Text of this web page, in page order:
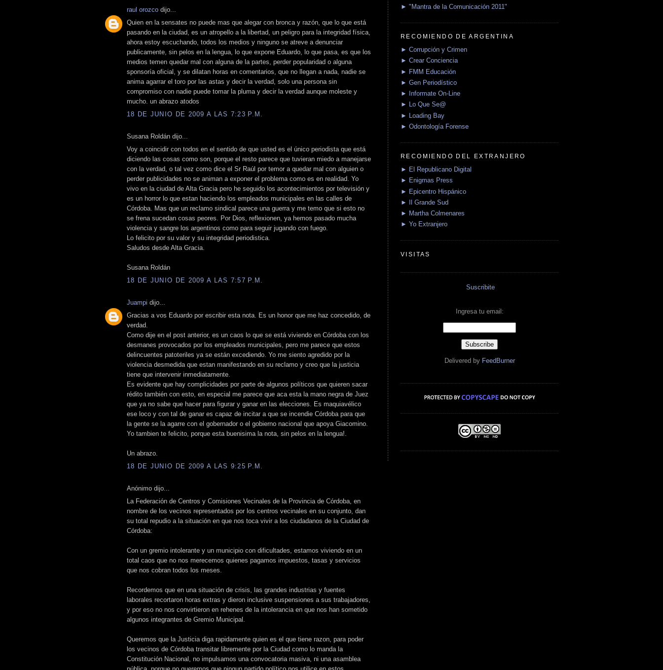
raul orozco dijo...
Quien en la sensates no puede mas que alegar con bronca y razón, que lo que está
pasando en la ciudad, es un atropello a la libertad, un peligro para la integridad física,
ahora estoy escuchando, todos los medios y ninguno se atreve a denunciar
publicamente, sin pelos en la lengua, lo que expone Eduardo, lo que pasa, es que los
medios temen quedar mal con alguna de la partes, perder popularidad o alguna
sponsoría oficial, y se dilatan horas en comentarios, que no llegan a nada, nadie se
anima agarrar el toro por las astas y decir la verdad, solo una persona sin
compromiso con nadie puede tomar la pluma y decir la verdad aunque moleste y
mucho. un abrazo atodos
18 DE JUNIO DE 2009 A LAS 7:23 P.M.
Susana Roldán dijo...
Voy a coincidir con todos en el sentido de que usted es el único periodista que está
diciendo las cosas como son, porque el resto parece que tuvieran miedo a manejarse
con la verdad, o tal vez como dice el Sr Raúl por temor a quedar mal con alguien o
perder publicidades no se animan a exponer el problema como es en realidad. Yo
vivo en la ciudad de Alta Gracia pero he seguido los acontecimientos por televisión y
es un horror lo que estan haciendo los empleados municipales en las calles de
Córdoba. Mas que un reclamo sindical parece una guerra y me temo que si esto no
se frena sucedan cosas peores. Por Dios, reflexionen, ya hemos pasado mucha
violencia y sangre los argentinos como para seguir jugando con fuego.
Lo felicito por su valor y su integridad periodistica.
Saludos desde Alta Gracia.
Susana Roldán
18 DE JUNIO DE 2009 A LAS 7:57 P.M.
Juampi dijo...
Gracias a vos Eduardo por escribir esta nota. Es un honor que me haz concedido, de
verdad.
Como dije en el post anterior, es un caos lo que se está viviendo en Córdoba con los
desmanes provocados por los empleados municipales, pero me parece que estos
delincuentes patoteriles ya se están excediendo. Yo me siento agredido por la
violencia desmedida que estan manifestando en su reclamo y creo que la justicia
tiene que intervenir inmediatamente.
Es evidente que hay complicidades por parte de algunos políticos que quieren sacar
rédito también con esto, en especial me parece que aca esta la mano negra de Juez
que ya no sabe que hacer para figurar y ganar en las elecciones. Es maquiavélico
ese loco y con tal de ganar es capaz de incitar a que se incendie Córdoba para que
la gente se la agarre con el gobernador o el gobierno nacional que apoya Giacomino.
Yo tambien te felicito, porque esta buenisima la nota, sin pelos en la lengua!.
Un abrazo.
18 DE JUNIO DE 2009 A LAS 9:25 P.M.
Anónimo dijo...
La Federación de Centros y Comisiones Vecinales de la Provincia de Córdoba, en
nombre de los vecinos representados por los centros vecinales en su conjunto, dan
su total repudio a la situación en que nos toca vivir a los ciudadanos de la Ciudad de
Córdoba:
Con un gremio intolerante y un municipio con dificultades, estamos viviendo en un
total caos que no nos merecemos quienes pagamos impuestos, tasas y servicios
que nos cobran todos los meses.
Recordemos que en una situación de crisis, las grandes industrias y fuentes
laborales recortaron horas extras y dieron inclusive suspensiones a sus trabajadores,
y por eso no nos convirtieron en rehenes de la intolerancia en que nos han sometido
algunos integrantes de Gremio Municipal.
Queremos que la Justicia diga rapidamente quien es el que tiene razon, para poder
los vecinos de Córdoba transitar libremente por la Ciudad como lo manda la
Constitución Nacional, no impulsamos una convocatoria masiva, ni una asamblea
► "Mantra de la Comunicación 2011"
RECOMIENDO DE ARGENTINA
► Corrupción y Crimen
► Crear Conciencia
► FMM Educación
► Gen Periodístico
► Informate On-Line
► Lo Que Se@
► Loading Bay
► Odontología Forense
RECOMIENDO DEL EXTRANJERO
► El Republicano Digital
► Enigmas Press
► Epicentro Hispánico
► Il Grande Sud
► Martha Colmenares
► Yo Extranjero
VISITAS
Suscribite
Ingresa tu email:
Delivered by FeedBurner